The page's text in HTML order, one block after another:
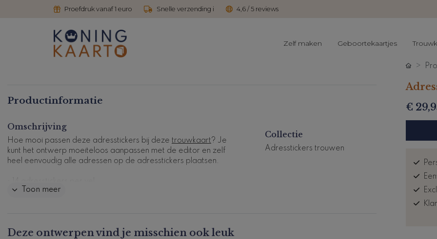
Proefdruk vanaf 1 euro Snelle verzending i 4,6 / 5 reviews
Zelf maken Geboortekaartjes
Productinformatie
Omschrijving
Hoe mooi passen deze adresstickers bij deze trouwkaart? Je
kunt het ontwerp moeiteloos aanpassen met de editor en zelf
heel eenvoudig alle adressen op de adresstickers plaatsen.
• formaat van 97x34 mm
Productcode: AS-T0518-2
Toon meer
Collectie
Adresstickers trouwen
Deze ontwerpen vind je misschien ook leuk
€